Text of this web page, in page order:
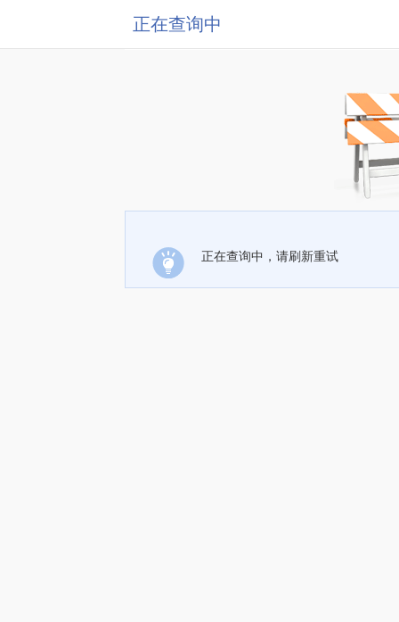
正在查询中
正在查询中，请刷新重试